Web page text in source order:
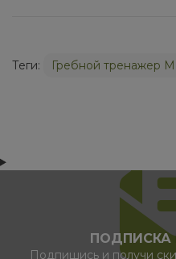
Теги: Гребной тренажер
ПОДПИСКА
Подпишись и получи